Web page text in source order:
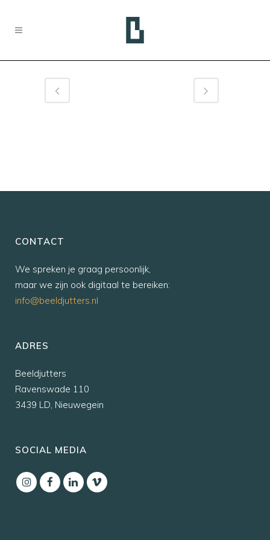
CONTACT
We spreken je graag persoonlijk,
maar we zijn ook digitaal te bereiken:
info@beeldjutters.nl
ADRES
Beeldjutters
Ravenswade 110
3439 LD, Nieuwegein
SOCIAL MEDIA